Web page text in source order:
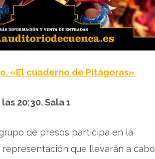
«El cuaderno de Pitágoras»
20:30. Sala 1
de presos participa en la
que llevarán a cabo